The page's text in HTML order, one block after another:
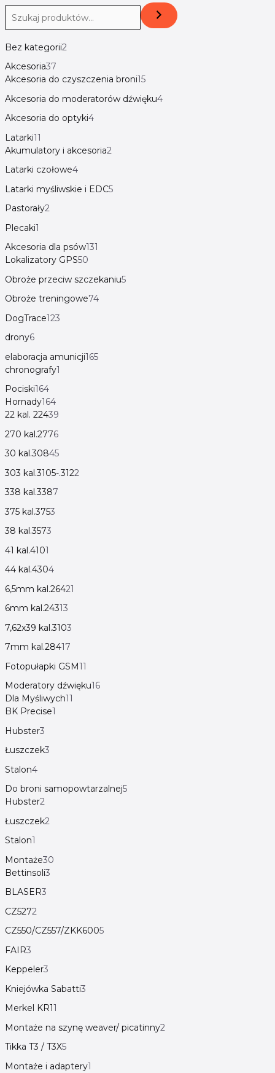
Bez kategorii2
Akcesoria37
Akcesoria do czyszczenia broni15
Akcesoria do moderatorów dźwięku4
Akcesoria do optyki4
Latarki11
Akumulatory i akcesoria2
Latarki czołowe4
Latarki myśliwskie i EDC5
Pastorały2
Plecaki1
Akcesoria dla psów131
Lokalizatory GPS50
Obroże przeciw szczekaniu5
Obroże treningowe74
DogTrace123
drony6
elaboracja amunicji165
chronografy1
Pociski164
Hornady164
22 kal. 22439
270 kal.2776
30 kal.30845
303 kal.3105-.3122
338 kal.3387
375 kal.3753
38 kal.3573
41 kal.4101
44 kal.4304
6,5mm kal.26421
6mm kal.24313
7,62x39 kal.3103
7mm kal.28417
Fotopułapki GSM11
Moderatory dźwięku16
Dla Myśliwych11
BK Precise1
Hubster3
Łuszczek3
Stalon4
Do broni samopowtarzalnej5
Hubster2
Łuszczek2
Stalon1
Montaże30
Bettinsoli3
BLASER3
CZ5272
CZ550/CZ557/ZKK6005
FAIR3
Keppeler3
Kniejówka Sabatti3
Merkel KR11
Montaże na szynę weaver/ picatinny2
Tikka T3 / T3X5
Montaże i adaptery1